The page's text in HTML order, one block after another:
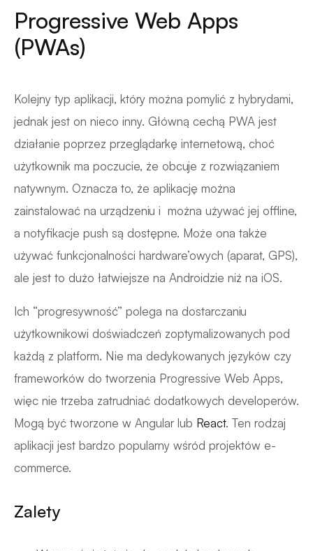
Progressive Web Apps
(PWAs)
Kolejny typ aplikacji, który można pomylić z hybrydami,
jednak jest on nieco inny. Główną cechą PWA jest
działanie poprzez przeglądarkę internetową, choć
użytkownik ma poczucie, że obcuje z rozwiązaniem
natywnym. Oznacza to, że aplikację można
zainstalować na urządzeniu i można używać jej offline,
a notyfikacje push są dostępne. Może ona także
używać funkcjonalności hardware’owych (aparat, GPS),
ale jest to dużo łatwiejsze na Androidzie niż na iOS.
Ich “progresywność” polega na dostarczaniu
użytkownikowi doświadczeń zoptymalizowanych pod
każdą z platform. Nie ma dedykowanych języków czy
frameworków do tworzenia Progressive Web Apps,
więc nie trzeba zatrudniać dodatkowych developerów.
Mogą być tworzone w Angular lub React. Ten rodzaj
aplikacji jest bardzo popularny wśród projektów e-
commerce.
Zalety